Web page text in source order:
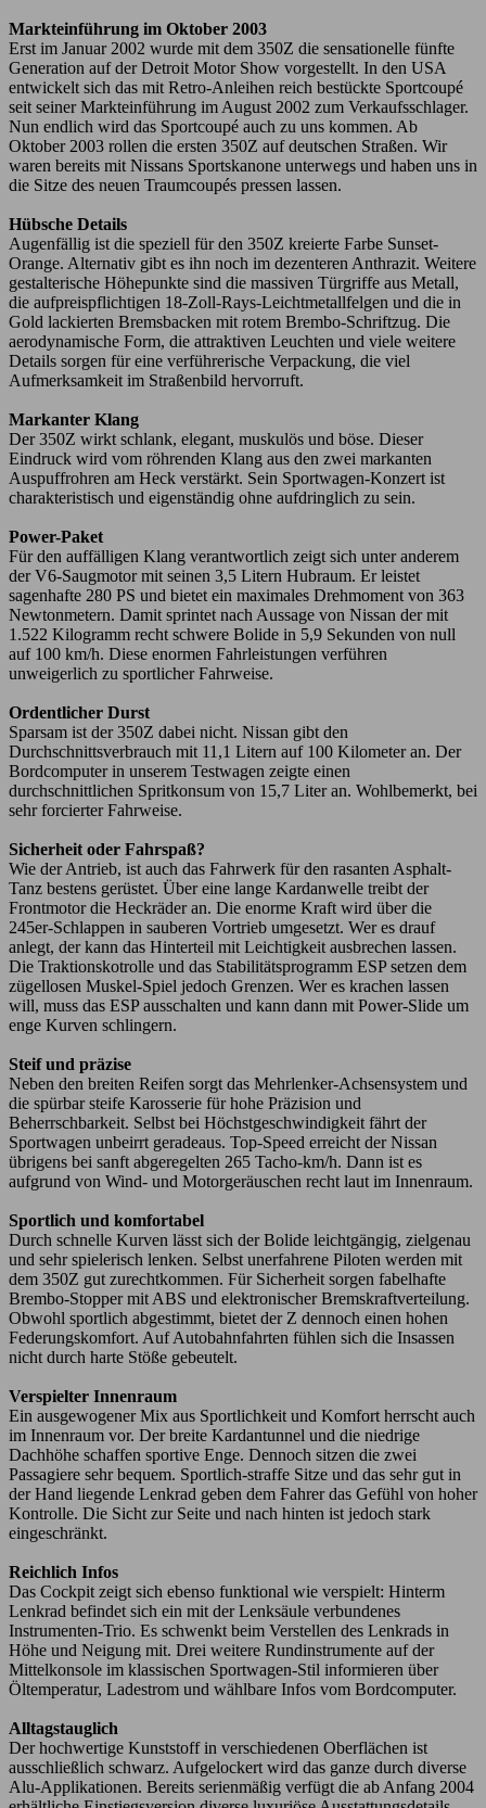
Markteinführung im Oktober 2003
Erst im Januar 2002 wurde mit dem 350Z die sensationelle fünfte
Generation auf der Detroit Motor Show vorgestellt. In den USA
entwickelt sich das mit Retro-Anleihen reich bestückte Sportcoupé
seit seiner Markteinführung im August 2002 zum Verkaufsschlager.
Nun endlich wird das Sportcoupé auch zu uns kommen. Ab
Oktober 2003 rollen die ersten 350Z auf deutschen Straßen. Wir
waren bereits mit Nissans Sportskanone unterwegs und haben uns in
die Sitze des neuen Traumcoupés pressen lassen.
Hübsche Details
Augenfällig ist die speziell für den 350Z kreierte Farbe Sunset-
Orange. Alternativ gibt es ihn noch im dezenteren Anthrazit. Weitere
gestalterische Höhepunkte sind die massiven Türgriffe aus Metall,
die aufpreispflichtigen 18-Zoll-Rays-Leichtmetallfelgen und die in
Gold lackierten Bremsbacken mit rotem Brembo-Schriftzug. Die
aerodynamische Form, die attraktiven Leuchten und viele weitere
Details sorgen für eine verführerische Verpackung, die viel
Aufmerksamkeit im Straßenbild hervorruft.
Markanter Klang
Der 350Z wirkt schlank, elegant, muskulös und böse. Dieser
Eindruck wird vom röhrenden Klang aus den zwei markanten
Auspuffrohren am Heck verstärkt. Sein Sportwagen-Konzert ist
charakteristisch und eigenständig ohne aufdringlich zu sein.
Power-Paket
Für den auffälligen Klang verantwortlich zeigt sich unter anderem
der V6-Saugmotor mit seinen 3,5 Litern Hubraum. Er leistet
sagenhafte 280 PS und bietet ein maximales Drehmoment von 363
Newtonmetern. Damit sprintet nach Aussage von Nissan der mit
1.522 Kilogramm recht schwere Bolide in 5,9 Sekunden von null
auf 100 km/h. Diese enormen Fahrleistungen verführen
unweigerlich zu sportlicher Fahrweise.
Ordentlicher Durst
Sparsam ist der 350Z dabei nicht. Nissan gibt den
Durchschnittsverbrauch mit 11,1 Litern auf 100 Kilometer an. Der
Bordcomputer in unserem Testwagen zeigte einen
durchschnittlichen Spritkonsum von 15,7 Liter an. Wohlbemerkt, bei
sehr forcierter Fahrweise.
Sicherheit oder Fahrspaß?
Wie der Antrieb, ist auch das Fahrwerk für den rasanten Asphalt-
Tanz bestens gerüstet. Über eine lange Kardanwelle treibt der
Frontmotor die Heckräder an. Die enorme Kraft wird über die
245er-Schlappen in sauberen Vortrieb umgesetzt. Wer es drauf
anlegt, der kann das Hinterteil mit Leichtigkeit ausbrechen lassen.
Die Traktionskotrolle und das Stabilitätsprogramm ESP setzen dem
zügellosen Muskel-Spiel jedoch Grenzen. Wer es krachen lassen
will, muss das ESP ausschalten und kann dann mit Power-Slide um
enge Kurven schlingern.
Steif und präzise
Neben den breiten Reifen sorgt das Mehrlenker-Achsensystem und
die spürbar steife Karosserie für hohe Präzision und
Beherrschbarkeit. Selbst bei Höchstgeschwindigkeit fährt der
Sportwagen unbeirrt geradeaus. Top-Speed erreicht der Nissan
übrigens bei sanft abgeregelten 265 Tacho-km/h. Dann ist es
aufgrund von Wind- und Motorgeräuschen recht laut im Innenraum.
Sportlich und komfortabel
Durch schnelle Kurven lässt sich der Bolide leichtgängig, zielgenau
und sehr spielerisch lenken. Selbst unerfahrene Piloten werden mit
dem 350Z gut zurechtkommen. Für Sicherheit sorgen fabelhafte
Brembo-Stopper mit ABS und elektronischer Bremskraftverteilung.
Obwohl sportlich abgestimmt, bietet der Z dennoch einen hohen
Federungskomfort. Auf Autobahnfahrten fühlen sich die Insassen
nicht durch harte Stöße gebeutelt.
Verspielter Innenraum
Ein ausgewogener Mix aus Sportlichkeit und Komfort herrscht auch
im Innenraum vor. Der breite Kardantunnel und die niedrige
Dachhöhe schaffen sportive Enge. Dennoch sitzen die zwei
Passagiere sehr bequem. Sportlich-straffe Sitze und das sehr gut in
der Hand liegende Lenkrad geben dem Fahrer das Gefühl von hoher
Kontrolle. Die Sicht zur Seite und nach hinten ist jedoch stark
eingeschränkt.
Reichlich Infos
Das Cockpit zeigt sich ebenso funktional wie verspielt: Hinterm
Lenkrad befindet sich ein mit der Lenksäule verbundenes
Instrumenten-Trio. Es schwenkt beim Verstellen des Lenkrads in
Höhe und Neigung mit. Drei weitere Rundinstrumente auf der
Mittelkonsole im klassischen Sportwagen-Stil informieren über
Öltemperatur, Ladestrom und wählbare Infos vom Bordcomputer.
Alltagstauglich
Der hochwertige Kunststoff in verschiedenen Oberflächen ist
ausschließlich schwarz. Aufgelockert wird das ganze durch diverse
Alu-Applikationen. Bereits serienmäßig verfügt die ab Anfang 2004